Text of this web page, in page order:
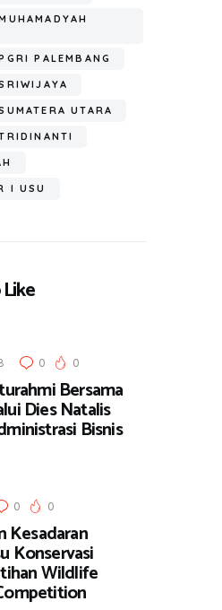
PALEMBANG
UTARA
I USU
0 0
Bersama
Dies Natalis
Bisnis
0 0
Kesadaran
Konservasi
Wildlife